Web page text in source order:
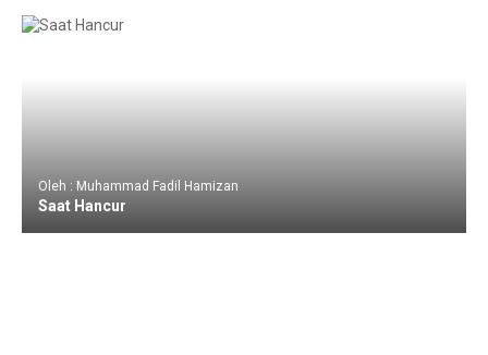
Oleh : Muhammad Fadil Hamizan
Saat Hancur